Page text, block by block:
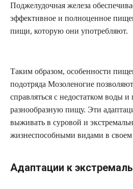
Поджелудочная железа
эффективное и полноценное
пищи, которую они употребляют.
Таким образом, особенности
подотряда Мозоленогие
справляться с недостатком воды и
разнообразную пищу. Эти
выживать в суровой и
жизнеспособными видами в своем
Адаптации к